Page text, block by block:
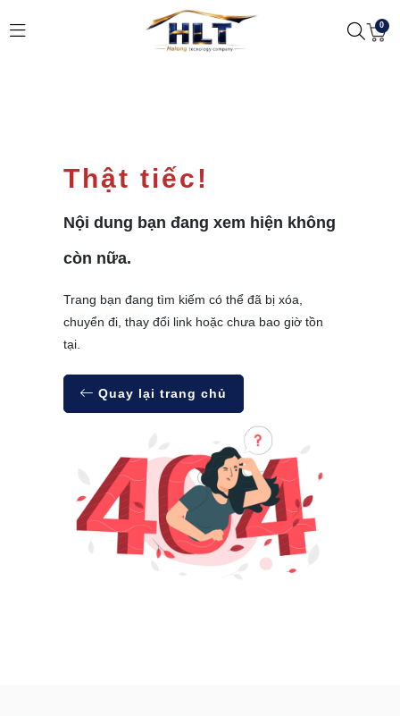
0
Thật tiếc!
Nội dung bạn đang xem hiện không
còn nữa.
Trang bạn đang tìm kiếm có thể đã bị xóa,
chuyển đi, thay đổi link hoặc chưa bao giờ tồn
tại.
Quay lại trang chủ